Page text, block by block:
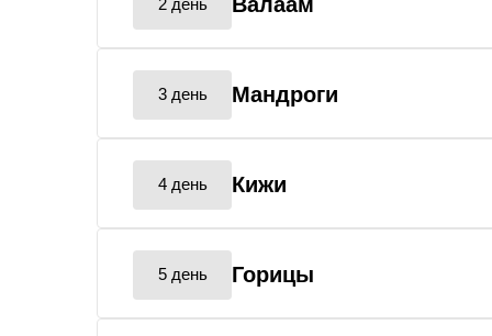
2 день
3 день Мандроги
4 день Кижи
5 день Горицы